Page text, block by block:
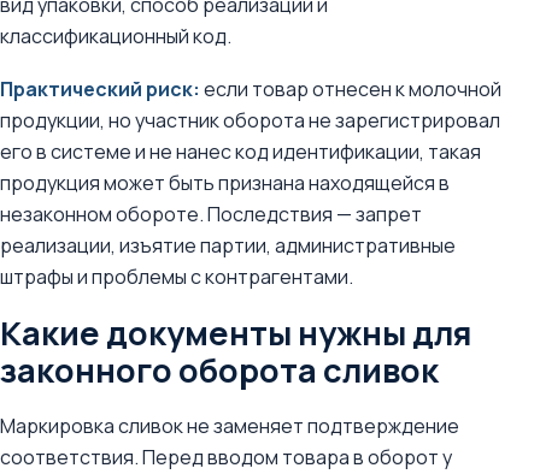
классификационный код.
Практический риск: если товар отнесен к молочной
продукции, но участник оборота не зарегистрировал
его в системе и не нанес код идентификации, такая
продукция может быть признана находящейся в
незаконном обороте. Последствия — запрет
реализации, изъятие партии, административные
штрафы и проблемы с контрагентами.
Какие документы нужны для
законного оборота сливок
Маркировка сливок не заменяет подтверждение
соответствия. Перед вводом товара в оборот у